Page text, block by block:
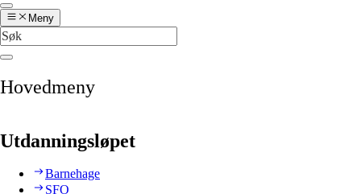
Meny
Hovedmeny
Utdanningsløpet
Barnehage
SFO